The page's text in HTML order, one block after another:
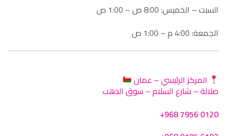
السبت – الخميس: 8:00 ص – 1:00 ص
الجمعة: 4:00 م – 1:00 ص
المركز الرئيسي – عمان
صلالة – شارع السلام – سوق الذهب
+968 7956 0120